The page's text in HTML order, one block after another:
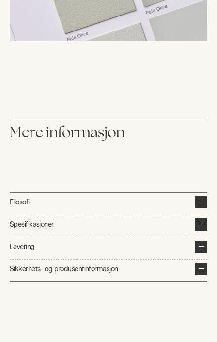
Mere informasjon
Filosofi
Spesifikasjoner
Levering
Sikkerhets- og produsentinformasjon